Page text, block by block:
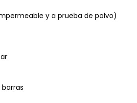
y a prueba de polvo)